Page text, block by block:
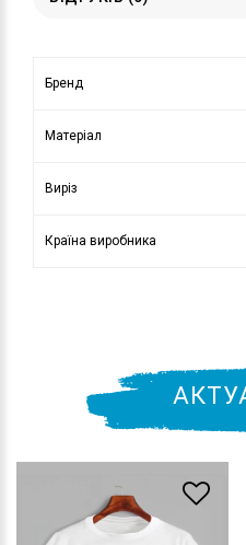
Бренд
Матеріал
Виріз
Країна виробника